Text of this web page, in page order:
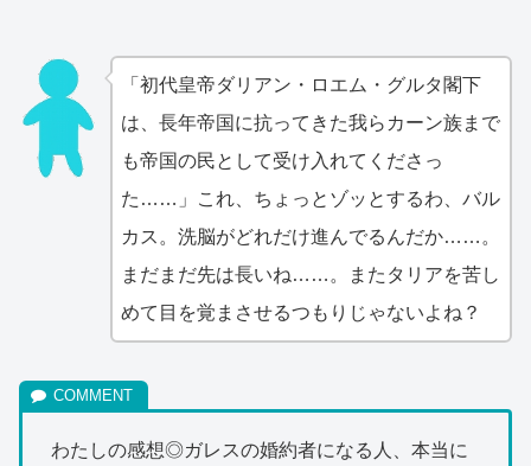
「初代皇帝ダリアン・ロエム・グルタ閣下
は、長年帝国に抗ってきた我らカーン族まで
も帝国の民として受け入れてくださっ
た……」これ、ちょっとゾッとするわ、バル
カス。洗脳がどれだけ進んでるんだか……。
まだまだ先は長いね……。またタリアを苦し
めて目を覚まさせるつもりじゃないよね？
わたしの感想◎ガレスの婚約者になる人、本当に